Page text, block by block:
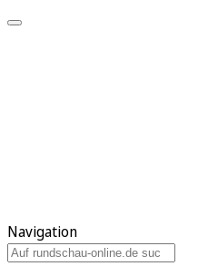
Navigation